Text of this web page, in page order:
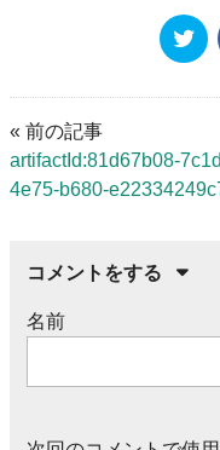
« 前の記事
artifactId:81d67b08-
4e75-b680-
コメントをする
名前